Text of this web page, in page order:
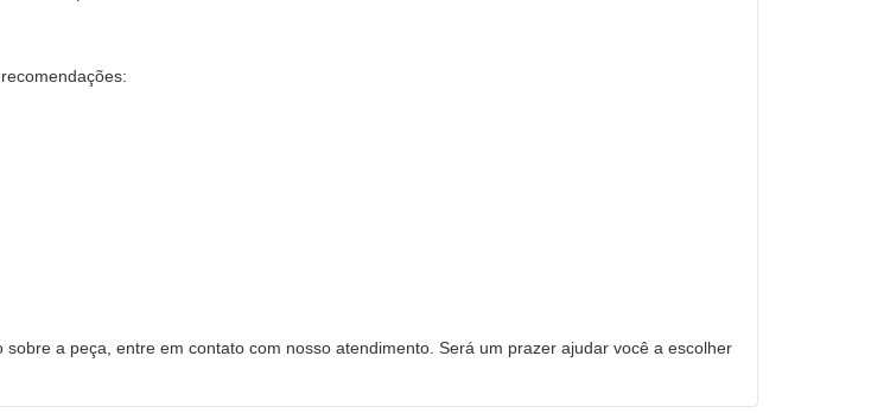
a peça, entre em contato com nosso atendimento. Será um prazer ajudar você a escolher